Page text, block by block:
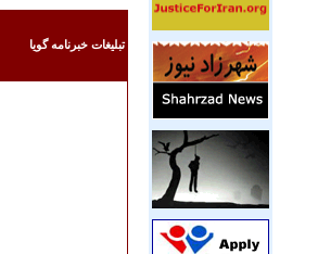
تبليغات خبرنامه گويا